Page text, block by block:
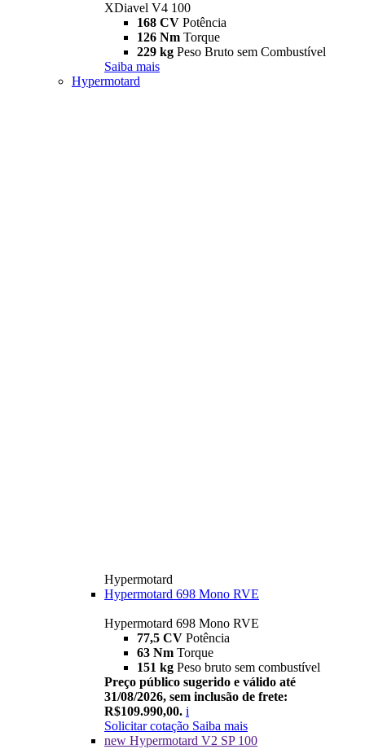
XDiavel V4 100
168 CV Potência
126 Nm Torque
229 kg Peso Bruto sem Combustível
Saiba mais
Hypermotard
Hypermotard
Hypermotard 698 Mono RVE
Hypermotard 698 Mono RVE
77,5 CV Potência
63 Nm Torque
151 kg Peso bruto sem combustível
Preço público sugerido e válido até
31/08/2026, sem inclusão de frete:
R$109.990,00. i
Solicitar cotação Saiba mais
new Hypermotard V2 SP 100